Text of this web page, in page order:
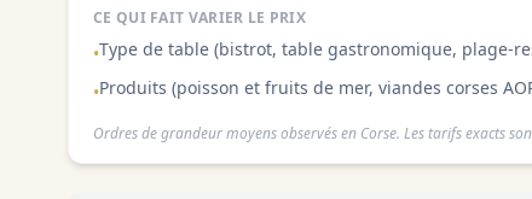
CE QUI FAIT VARIER LE PRIX
•Type de table (bistrot, table gastronomique, plage-
•Produits (poisson et fruits de mer, viandes corses
Ordres de grandeur moyens observés en Corse. Les tarifs exacts